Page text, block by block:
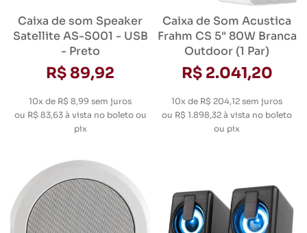
Caixa de som Speaker
Satellite AS-S001 - USB
- Preto
R$ 89,92
10x de R$ 8,99 sem juros
ou R$ 83,63à vista no boleto ou
pix
Caixa de Som Acustica
Frahm CS 5" 80W Branca
Outdoor (1 Par)
R$ 2.041,20
10x de R$ 204,12 sem juros
ou R$ 1.898,32 à vista no boleto
ou pix